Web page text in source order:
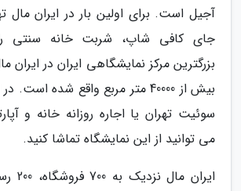
آجیل است. برای اولین بار در ایران مال
جای کافی شاپ، شربت خانه سنتی
بزرگترین مرکز نمایشگاهی ایران در ایران
بیش از 40000 متر مربع واقع شده
سوئیت تهران یا اجاره روزانه خانه و
می توانید از این نمایشگاه تماشا کنید.